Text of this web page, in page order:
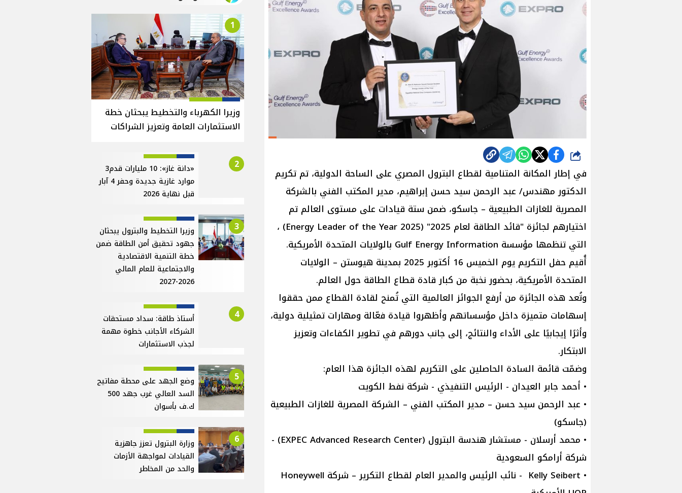
شارك
في إطار المكانة المتنامية لقطاع البترول المصري على الساحة الدولية، تم تكريم
الدكتور مهندس/ عبد الرحمن سيد حسن إبراهيم، مدير المكتب الفني بالشركة
المصرية للغازات الطبيعية – جاسكو، ضمن ستة قيادات على مستوى العالم تم
اختيارهم لجائزة "قائد الطاقة لعام 2025" (Energy Leader of the Year 2025) ،
التي تنظمها مؤسسة Gulf Energy Information بالولايات المتحدة الأمريكية.
أُقيم حفل التكريم يوم الخميس 16 أكتوبر 2025 بمدينة هيوستن – الولايات
المتحدة الأمريكية، بحضور نخبة من كبار قادة قطاع الطاقة حول العالم.
وتُعد هذه الجائزة من أرفع الجوائز العالمية التي تُمنح لقادة القطاع ممن حققوا
إسهامات متميزة داخل مؤسساتهم وأظهروا قيادة فعّالة ومهارات تمثيلية دولية،
وأثرًا إيجابيًا على الأداء والنتائج، إلى جانب دورهم في تطوير الكفاءات وتعزيز
الابتكار.
وضمّت قائمة السادة الحاصلين على التكريم لهذه الجائزة هذا العام:
• أحمد جابر العيدان - الرئيس التنفيذي - شركة نفط الكويت
• عبد الرحمن سيد حسن – مدير المكتب الفني – الشركة المصرية للغازات الطبيعية
(جاسكو)
• محمد أرسلان - مستشار هندسة البترول (EXPEC Advanced Research Center) -
شركة أرامكو السعودية
• Kelly Seibert - نائب الرئيس والمدير العام لقطاع التكرير – شركة Honeywell
1
وزيرا الكهرباء والتخطيط يبحثان خطة
الاستثمارات العامة وتعزيز الشراكات
2
«دانة غاز»: 10 مليارات قدم3
موارد غازية جديدة وحفر 4 آبار
قبل نهاية 2026
3
وزيرا التخطيط والبترول يبحثان
جهود تحقيق أمن الطاقة ضمن
خطة التنمية الاقتصادية
والاجتماعية للعام المالي
2026-2027
4
أستاذ طاقة: سداد مستحقات
الشركاء الأجانب خطوة مهمة
لجذب الاستثمارات
5
وضع الجهد على محطة مفاتيح
السد العالي غرب جهد 500
ك.ف بأسوان
6
وزارة البترول تعزز جاهزية
القيادات لمواجهة الأزمات
والحد من المخاطر